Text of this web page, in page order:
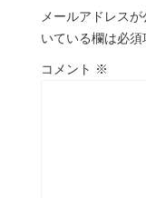
メールアドレスが
いている欄は必須
コメント ※